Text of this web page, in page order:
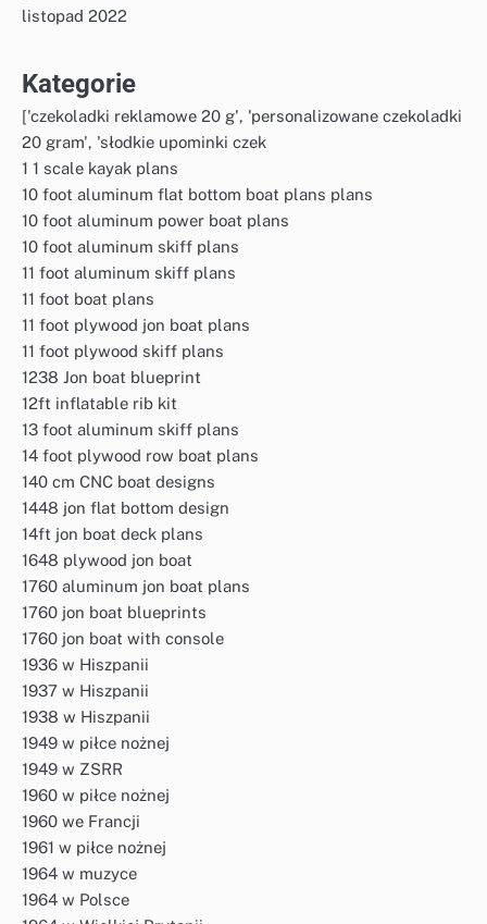
listopad 2022
Kategorie
['czekoladki reklamowe 20 g', 'personalizowane czekoladki
20 gram', 'słodkie upominki czek
1 1 scale kayak plans
10 foot aluminum flat bottom boat plans plans
10 foot aluminum power boat plans
10 foot aluminum skiff plans
11 foot aluminum skiff plans
11 foot boat plans
11 foot plywood jon boat plans
11 foot plywood skiff plans
1238 Jon boat blueprint
12ft inflatable rib kit
13 foot aluminum skiff plans
14 foot plywood row boat plans
140 cm CNC boat designs
1448 jon flat bottom design
14ft jon boat deck plans
1648 plywood jon boat
1760 aluminum jon boat plans
1760 jon boat blueprints
1760 jon boat with console
1936 w Hiszpanii
1937 w Hiszpanii
1938 w Hiszpanii
1949 w piłce nożnej
1949 w ZSRR
1960 w piłce nożnej
1960 we Francji
1961 w piłce nożnej
1964 w muzyce
1964 w Polsce